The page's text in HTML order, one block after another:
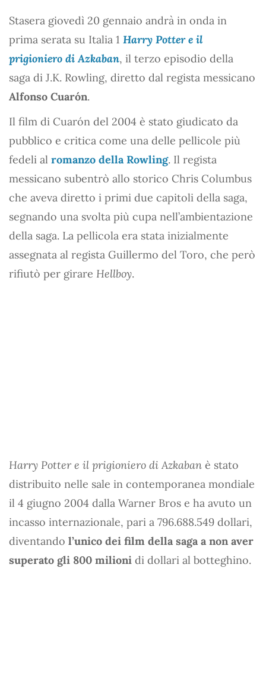
Stasera giovedì 20 gennaio andrà in onda in
prima serata su Italia 1 Harry Potter e il
prigioniero di Azkaban, il terzo episodio della
saga di J.K. Rowling, diretto dal regista messicano
Alfonso Cuarón.
Il film di Cuarón del 2004 è stato giudicato da
pubblico e critica come una delle pellicole più
fedeli al romanzo della Rowling. Il regista
messicano subentrò allo storico Chris Columbus
che aveva diretto i primi due capitoli della saga,
segnando una svolta più cupa nell’ambientazione
della saga. La pellicola era stata inizialmente
assegnata al regista Guillermo del Toro, che però
rifiutò per girare Hellboy.
Harry Potter e il prigioniero di Azkaban è stato
distribuito nelle sale in contemporanea mondiale
il 4 giugno 2004 dalla Warner Bros e ha avuto un
incasso internazionale, pari a 796.688.549 dollari,
diventando l’unico dei film della saga a non aver
superato gli 800 milioni di dollari al botteghino.